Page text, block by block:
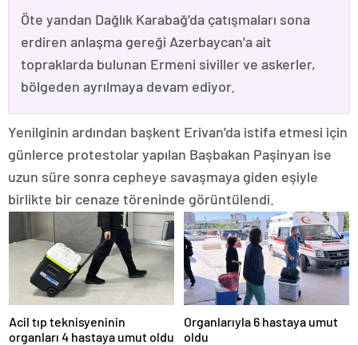
Öte yandan Dağlık Karabağ’da çatışmaları sona
erdiren anlaşma gereği Azerbaycan’a ait
topraklarda bulunan Ermeni siviller ve askerler,
bölgeden ayrılmaya devam ediyor.
Yenilginin ardından başkent Erivan’da istifa etmesi için
günlerce protestolar yapılan Başbakan Paşinyan ise
uzun süre sonra cepheye savaşmaya giden eşiyle
birlikte bir cenaze töreninde görüntülendi.
Acil tıp teknisyeninin
organları 4 hastaya umut oldu
Organlarıyla 6 hastaya umut
oldu